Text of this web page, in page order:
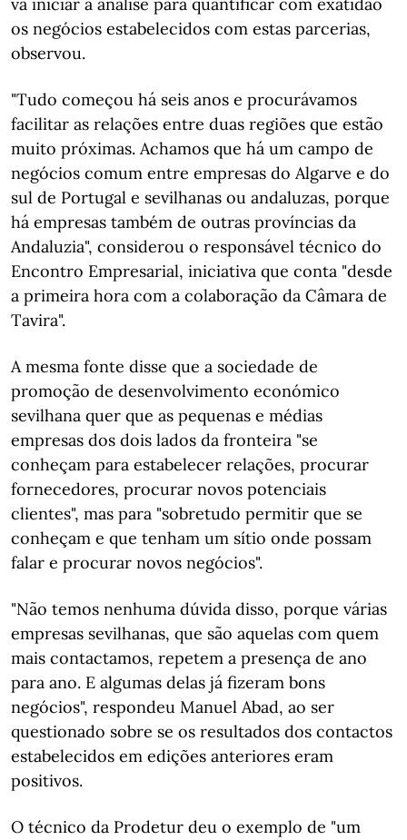
os negócios estabelecidos com estas parcerias,
observou.
"Tudo começou há seis anos e procurávamos
facilitar as relações entre duas regiões que estão
muito próximas. Achamos que há um campo de
negócios comum entre empresas do Algarve e do
sul de Portugal e sevilhanas ou andaluzas, porque
há empresas também de outras províncias da
Andaluzia", considerou o responsável técnico do
Encontro Empresarial, iniciativa que conta "desde
a primeira hora com a colaboração da Câmara de
Tavira".
A mesma fonte disse que a sociedade de
promoção de desenvolvimento económico
sevilhana quer que as pequenas e médias
empresas dos dois lados da fronteira "se
conheçam para estabelecer relações, procurar
fornecedores, procurar novos potenciais
clientes", mas para "sobretudo permitir que se
conheçam e que tenham um sítio onde possam
falar e procurar novos negócios".
"Não temos nenhuma dúvida disso, porque várias
empresas sevilhanas, que são aquelas com quem
mais contactamos, repetem a presença de ano
para ano. E algumas delas já fizeram bons
negócios", respondeu Manuel Abad, ao ser
questionado sobre se os resultados dos contactos
estabelecidos em edições anteriores eram
positivos.
O técnico da Prodetur deu o exemplo de "um